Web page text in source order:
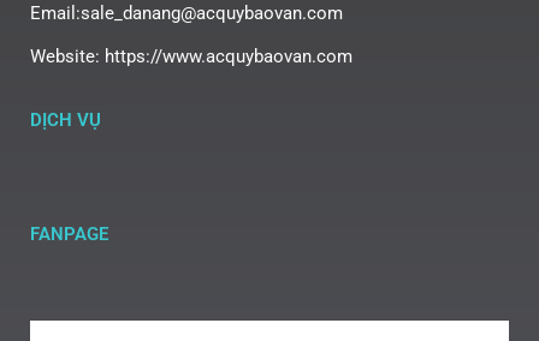
Email:sale_danang@acquybaovan.com
Website: https://www.acquybaovan.com
DỊCH VỤ
FANPAGE